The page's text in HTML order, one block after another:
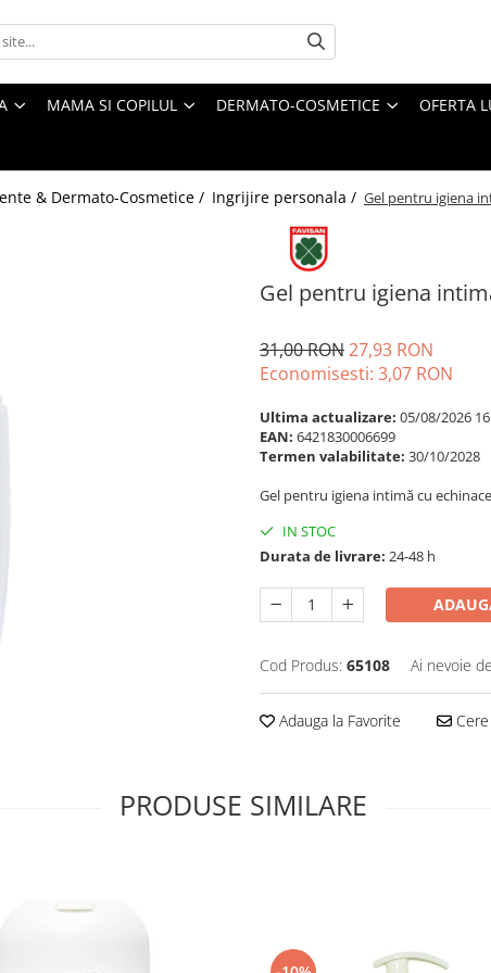
MAMA SI COPILUL DERMATO-COSMETICE OFERTA
& Dermato-Cosmetice / Ingrijire personala / Gel pentru igiena
Gel pentru igiena
31,00 RON27,93 RON
Economisesti: 3,07 RON
Ultima actualizare: 05/08/2026
EAN: 6421830006699
Termen valabilitate: 30/10/2028
Gel pentru igiena intimă cu
IN STOC
Durata de livrare: 24-48 h
Cod Produs: 65108 Ai nevoie
Adauga la Favorite
PRODUSE SIMILARE